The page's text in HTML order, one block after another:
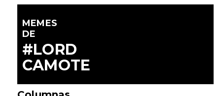
MEMES
DE
#LORD
CAMOTE